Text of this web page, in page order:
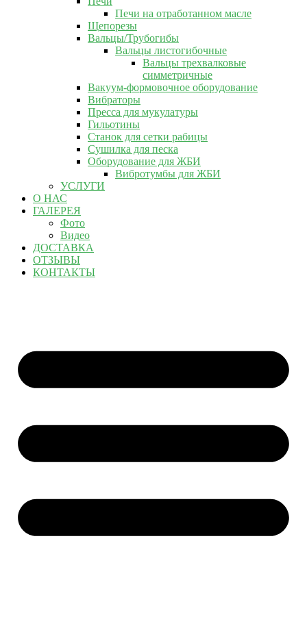
Печи на отработанном масле
Щепорезы
Вальцы/Трубогибы
Вальцы листогибочные
Вальцы трехвалковые
симметричные
Вакуум-формовочное оборудование
Вибраторы
Пресса для мукулатуры
Гильотины
Станок для сетки рабицы
Сушилка для песка
Оборудование для ЖБИ
Вибротумбы для ЖБИ
УСЛУГИ
О НАС
ГАЛЕРЕЯ
Фото
Видео
ДОСТАВКА
ОТЗЫВЫ
КОНТАКТЫ